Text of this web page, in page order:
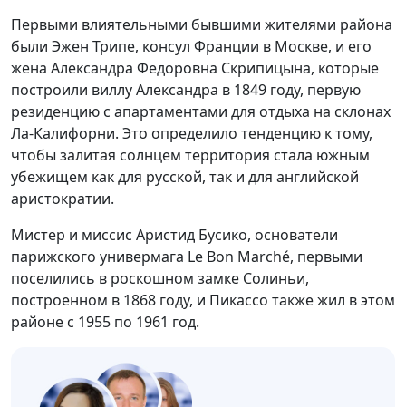
Первыми влиятельными бывшими жителями района
были Эжен Трипе, консул Франции в Москве, и его
жена Александра Федоровна Скрипицына, которые
построили виллу Александра в 1849 году, первую
резиденцию с апартаментами для отдыха на склонах
Ла-Калифорни. Это определило тенденцию к тому,
чтобы залитая солнцем территория стала южным
убежищем как для русской, так и для английской
аристократии.
Мистер и миссис Аристид Бусико, основатели
парижского универмага Le Bon Marché, первыми
поселились в роскошном замке Солиньи,
построенном в 1868 году, и Пикассо также жил в этом
районе с 1955 по 1961 год.